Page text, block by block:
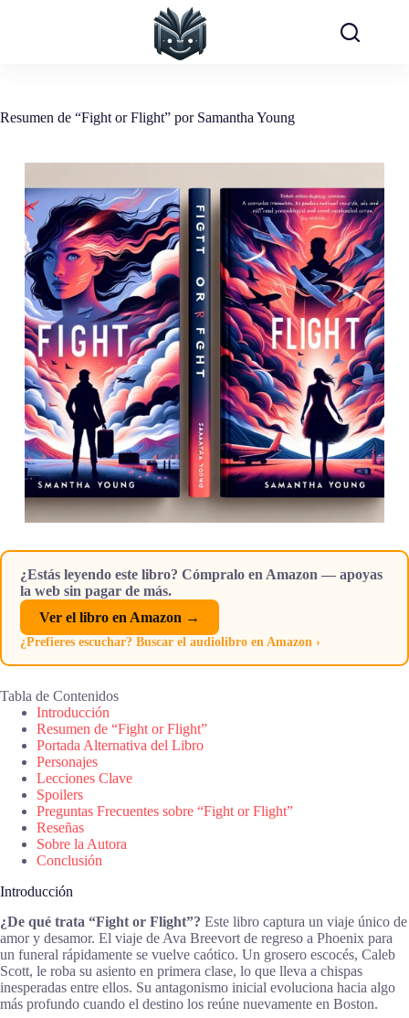
Resumen de “Fight or Flight” por Samantha Young
¿Estás leyendo este libro? Cómpralo en Amazon — apoyas
la web sin pagar de más.
Ver el libro en Amazon →
¿Prefieres escuchar? Buscar el audiolibro en Amazon ›
Tabla de Contenidos
Introducción
Resumen de “Fight or Flight”
Portada Alternativa del Libro
Personajes
Lecciones Clave
Spoilers
Preguntas Frecuentes sobre “Fight or Flight”
Reseñas
Sobre la Autora
Conclusión
Introducción
¿De qué trata “Fight or Flight”? Este libro captura un viaje único de
amor y desamor. El viaje de Ava Breevort de regreso a Phoenix para
un funeral rápidamente se vuelve caótico. Un grosero escocés, Caleb
Scott, le roba su asiento en primera clase, lo que lleva a chispas
inesperadas entre ellos. Su antagonismo inicial evoluciona hacia algo
más profundo cuando el destino los reúne nuevamente en Boston.